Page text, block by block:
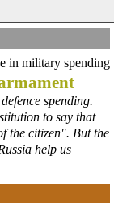
alle 8:00 con una
una meditazione
nel pomeriggio.
al Neues
ricordo con il
di Hiroshima
e piccole
in military spending
spending.
to say that
the citizen". But the
help us